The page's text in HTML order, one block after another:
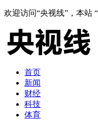
欢迎访问“央视线”，本站
首页
新闻
财经
科技
体育